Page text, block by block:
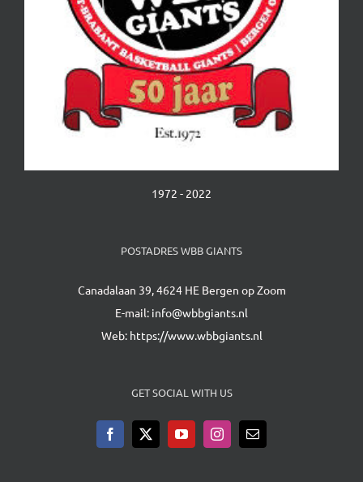
1972 - 2022
POSTADRES WBB GIANTS
Canadalaan 39, 4624 HE Bergen op Zoom
E-mail: info@wbbgiants.nl
Web: https://www.wbbgiants.nl
GET SOCIAL WITH US